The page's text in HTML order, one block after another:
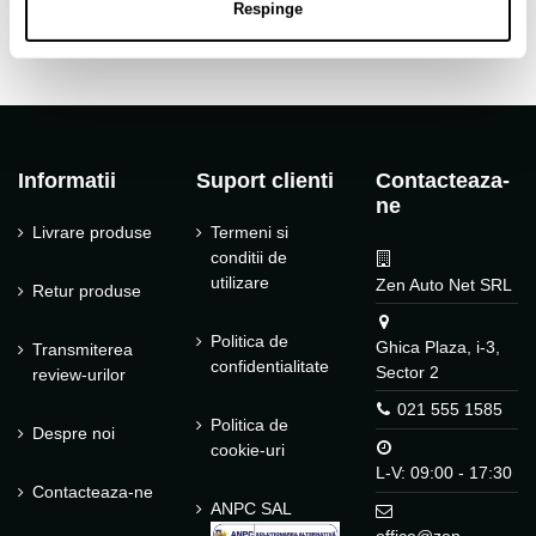
Respinge
Informatii
Livrare produse
Retur produse
Transmiterea
review-urilor
Despre noi
Contacteaza-ne
Suport clienti
Termeni si
conditii de
utilizare
Politica de
confidentialitate
Politica de
cookie-uri
ANPC SAL
Contacteaza-
ne
Zen Auto Net SRL
Ghica Plaza, i-3,
Sector 2
021 555 1585
L-V: 09:00 - 17:30